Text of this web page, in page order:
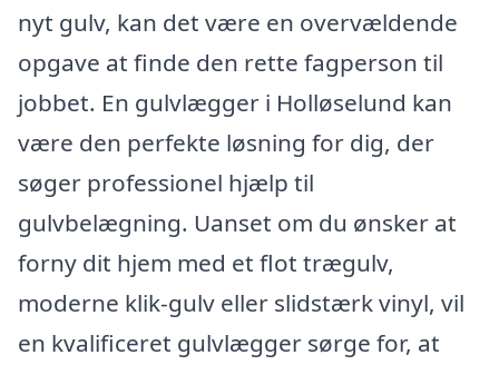
nyt gulv, kan det være en overvældende
opgave at finde den rette fagperson til
jobbet. En gulvlægger i Holløselund kan
være den perfekte løsning for dig, der
søger professionel hjælp til
gulvbelægning. Uanset om du ønsker at
forny dit hjem med et flot trægulv,
moderne klik-gulv eller slidstærk vinyl, vil
en kvalificeret gulvlægger sørge for, at